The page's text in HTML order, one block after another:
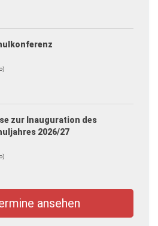
zur Inauguration des
2026/27
ansehen